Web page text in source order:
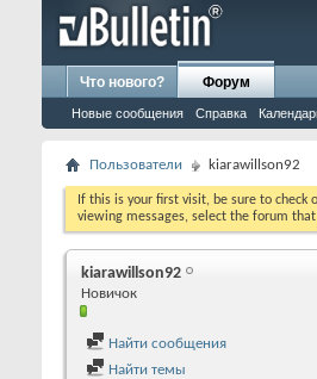
Что нового? Форум
Новые сообщения Справка
Пользователи kiarawillson92
If this is your first visit, be sure to check
viewing messages, select the forum
kiarawillson92
Новичок
Найти сообщения
Найти темы